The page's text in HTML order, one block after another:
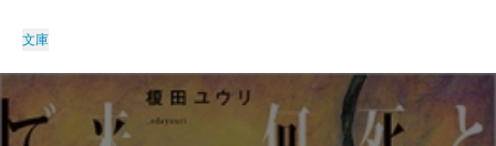
文庫